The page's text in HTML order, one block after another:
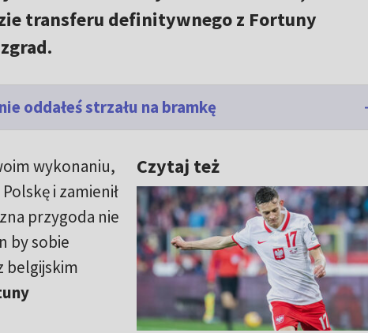
transferu definitywnego z Fortuny
oddałeś strzału na bramkę
Czytaj też
wykonaniu,
i zamienił
przygoda nie
by sobie
belgijskim